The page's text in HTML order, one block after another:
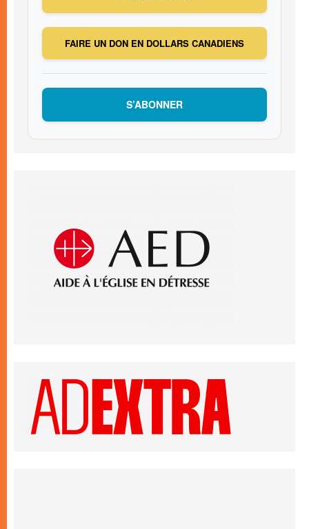
FAIRE UN DON EN DOLLARS CANADIENS
S’ABONNER